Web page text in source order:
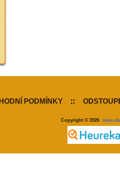
PODMÍNKY ::
Copyright © 2026